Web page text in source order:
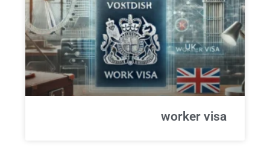
worker visa